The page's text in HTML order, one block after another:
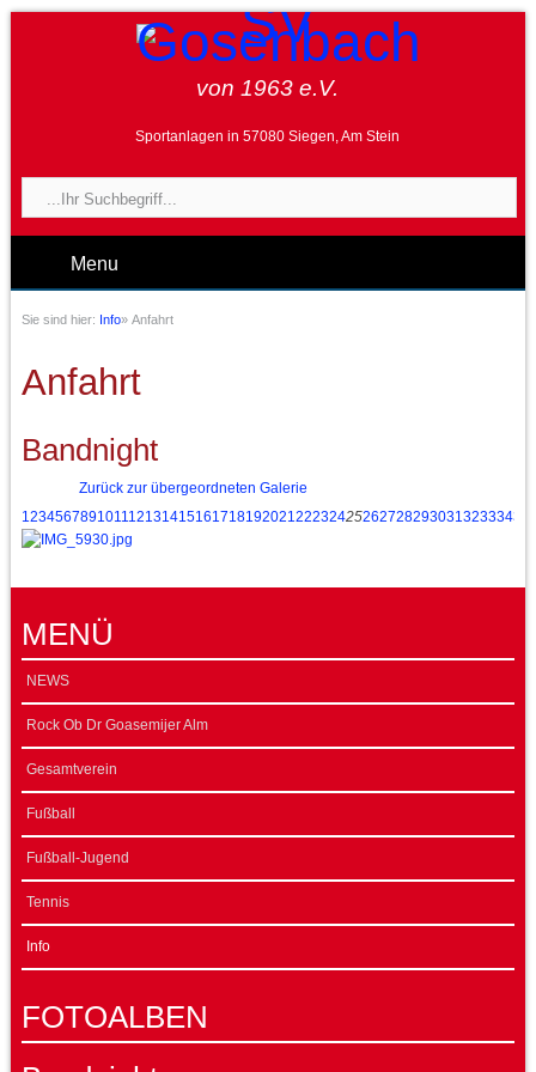
von 1963 e.V.
Sportanlagen in 57080 Siegen, Am Stein
Menu
Sie sind hier: Info» Anfahrt
Anfahrt
Bandnight
Zurück zur übergeordneten Galerie
1 234567891011 12131415161718192021 22232425262728293031 32333435
MENÜ
NEWS
Rock Ob Dr Goasemijer Alm
Gesamtverein
Fußball
Fußball-Jugend
Tennis
Info
FOTOALBEN